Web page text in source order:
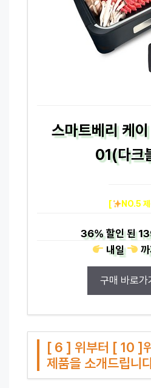
스마트베리 케
01(다크
[ NO.5
36%할인 된
내일
구매 바로가
[ 6 ] 위부터 [ 10 ]
제품을 소개드립니